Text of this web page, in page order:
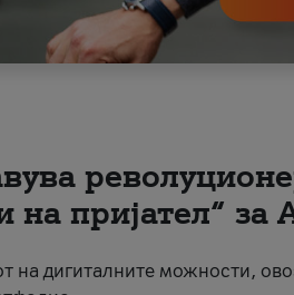
на пријател“
на дигиталните можности,